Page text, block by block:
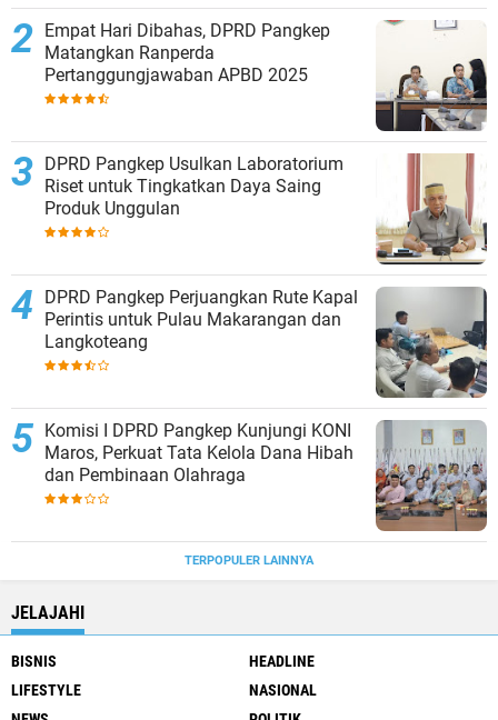
Empat Hari Dibahas, DPRD Pangkep
Matangkan Ranperda
Pertanggungjawaban APBD 2025
DPRD Pangkep Usulkan Laboratorium
Riset untuk Tingkatkan Daya Saing
Produk Unggulan
DPRD Pangkep Perjuangkan Rute Kapal
Perintis untuk Pulau Makarangan dan
Langkoteang
Komisi I DPRD Pangkep Kunjungi KONI
Maros, Perkuat Tata Kelola Dana Hibah
dan Pembinaan Olahraga
TERPOPULER LAINNYA
JELAJAHI
BISNIS
HEADLINE
LIFESTYLE
NASIONAL